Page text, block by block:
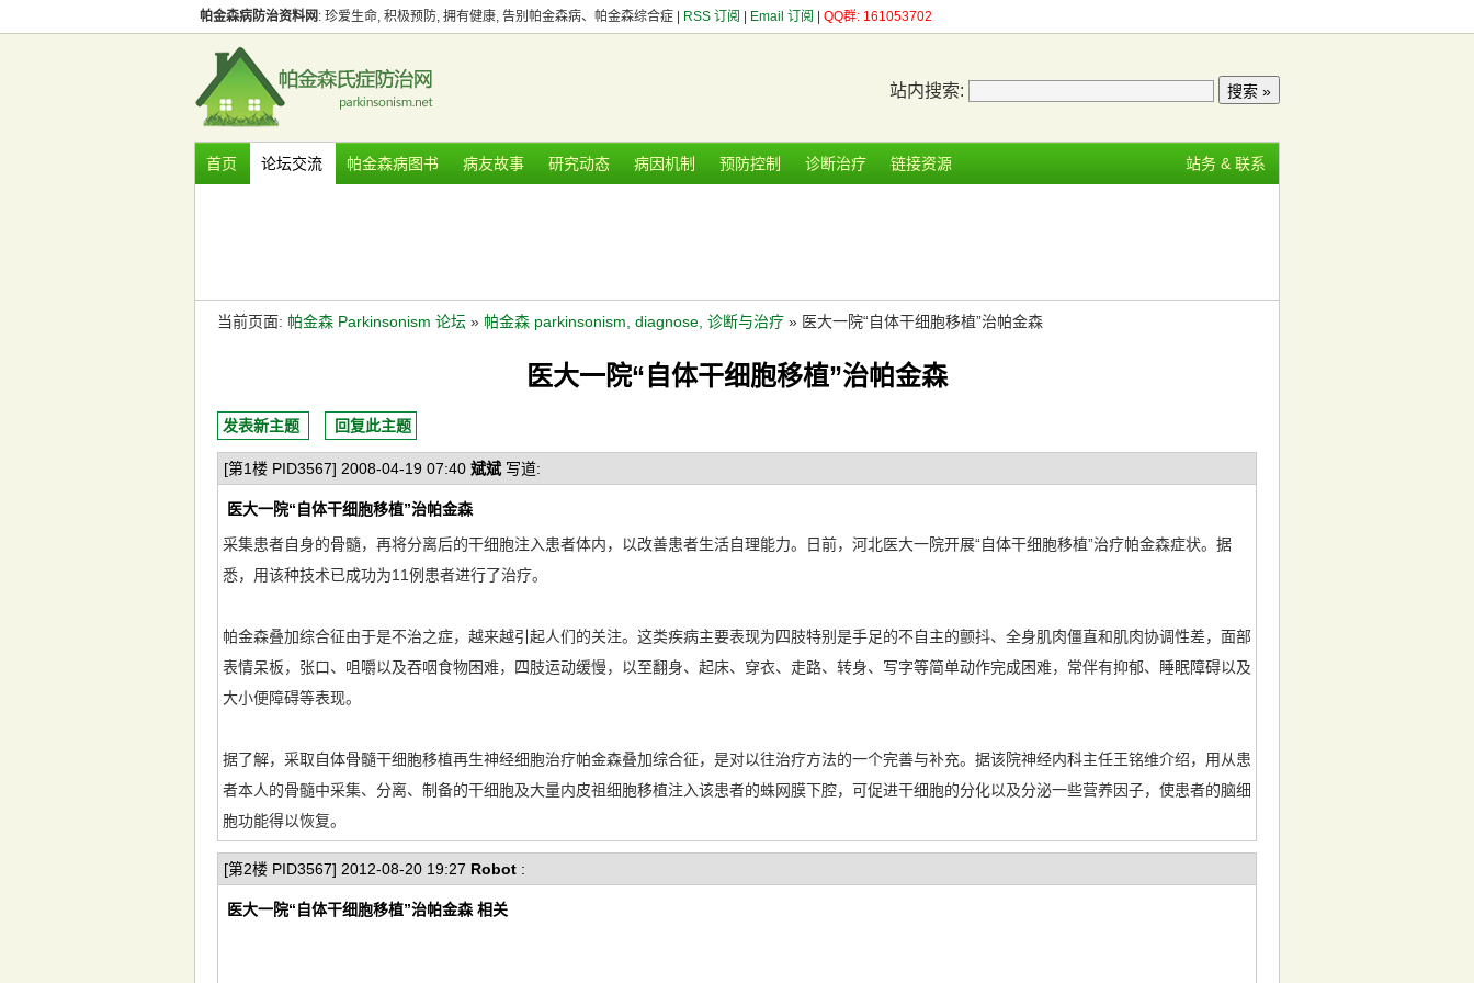
帕金森病防治资料网 : 珍爱生命, 积极预防, 拥有健康, 告别帕金森病、帕金森综合症 | RSS 订阅 Email 订阅 QQ群: 161053702
站内搜索:
首页 论坛交流 帕金森病图书 病友故事 研究动态 病因机制 预防控制 诊断治疗 链接资源 站务 & 联系
当前页面: 帕金森 Parkinsonism 论坛 » 帕金森 parkinsonism, diagnose, 诊断与治疗 » 医大一院“自体干细胞移植”治帕金森
医大一院“自体干细胞移植”治帕金森
发表新主题 回复此主题
[第1楼 PID3567] 2008-04-19 07:40 斌斌 写道:
医大一院“自体干细胞移植”治帕金森
采集患者自身的骨髓，再将分离后的干细胞注入患者体内，以改善患者生活自理能力。日前，河北医大一院开展“自体干细胞移植”治疗帕金森症状。据
悉，用该种技术已成功为11例患者进行了治疗。
帕金森叠加综合征由于是不治之症，越来越引起人们的关注。这类疾病主要表现为四肢特别是手足的不自主的颤抖、全身肌肉僵直和肌肉协调性差，面部
表情呆板，张口、咀嚼以及吞咽食物困难，四肢运动缓慢，以至翻身、起床、穿衣、走路、转身、写字等简单动作完成困难，常伴有抑郁、睡眠障碍以及
大小便障碍等表现。
据了解，采取自体骨髓干细胞移植再生神经细胞治疗帕金森叠加综合征，是对以往治疗方法的一个完善与补充。据该院神经内科主任王铭维介绍，用从患
者本人的骨髓中采集、分离、制备的干细胞及大量内皮祖细胞移植注入该患者的蛛网膜下腔，可促进干细胞的分化以及分泌一些营养因子，使患者的脑细
胞功能得以恢复。
[第2楼 PID3567] 2012-08-20 19:27 Robot :
医大一院“自体干细胞移植”治帕金森 相关